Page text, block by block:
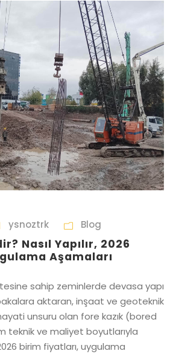
ysnoztrk Blog
Nasıl Yapılır, 2026
Aşamaları
sahip zeminlerde devasa yapı
aktaran, inşaat ve geoteknik
unsuru olan fore kazık (bored
teknik ve maliyet boyutlarıyla
birim fiyatları, uygulama